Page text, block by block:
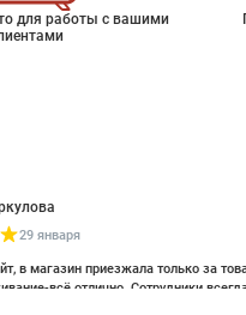
для работы с вашими
29 января
в магазин приезжала только за
всё отлично. Сотрудники